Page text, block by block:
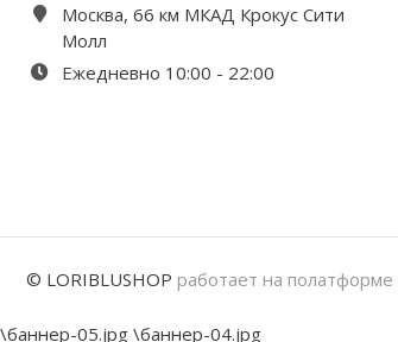
Москва, 66 км МКАД Крокус Сити
Молл
Ежедневно 10:00 - 22:00
© LORIBLUSHOP работает на полатформе
\баннер-05.jpg \баннер-04.jpg